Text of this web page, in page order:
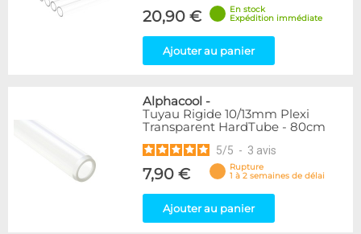
20,90 €
En stock
Expédition immédiate
Ajouter au panier
Alphacool -
Tuyau Rigide 10/13mm Plexi
Transparent HardTube - 80cm
5/5 - 3 avis
7,90 €
Rupture
1 à 2 semaines de délai
Ajouter au panier